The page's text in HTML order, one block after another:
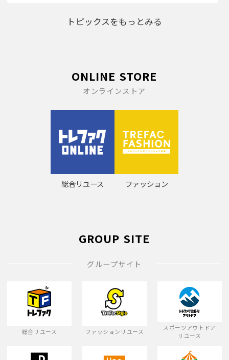
トピックスをもっとみる
ONLINE STORE
オンラインストア
総合リユース ファッション
GROUP SITE
グループサイト
総合リユース ファッションリユース
スポーツアウトドア
リユース